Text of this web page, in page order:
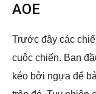
AOE
Trước đây các
cuộc chiến. Ban
kéo bởi ngựa để